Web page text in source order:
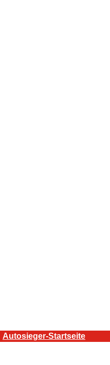
Autosieger-Startseite